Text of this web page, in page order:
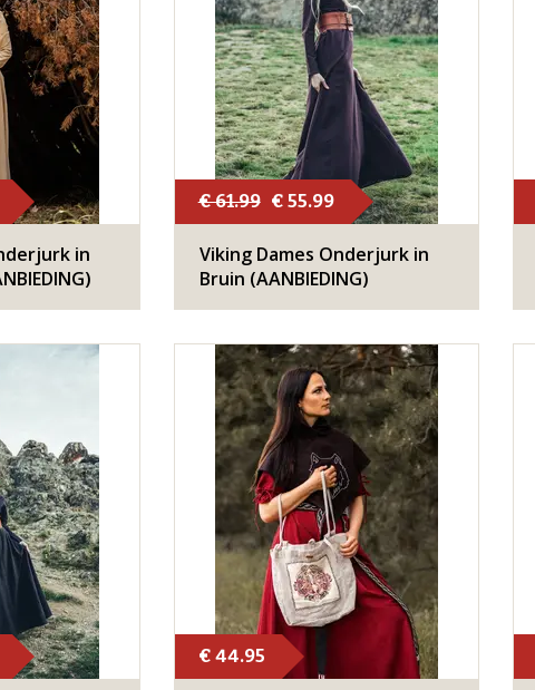
in
€ 61.99€ 55.99
Viking Dames Onderjurk in
Bruin (AANBIEDING)
€ 44.95